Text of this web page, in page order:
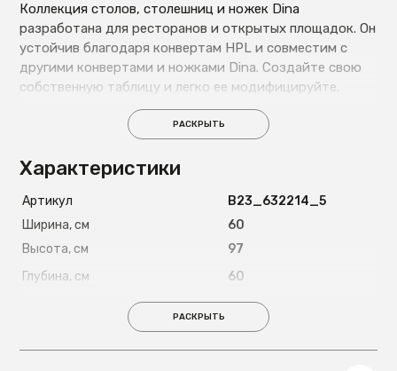
Коллекция столов, столешниц и ножек Dina
разработана для ресторанов и открытых площадок. Он
устойчив благодаря конвертам HPL и совместим с
другими конвертами и ножками Dina. Создайте свою
собственную таблицу и легко ее модифицируйте.
РАСКРЫТЬ
Характеристики
Артикул
B23_632214_5
Ширина, см
60
Высота, см
97
Глубина, см
60
24,4
РАСКРЫТЬ